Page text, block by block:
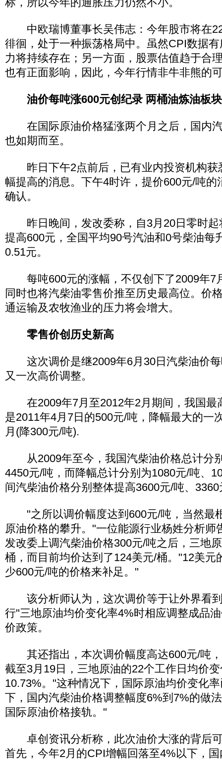
中欧瑞博董事长吴伟志：今年股市将在
徘徊，处于一种振荡格局中。虽然CPI数据
力将持续存在；另一方面，股票估值趋于合
也有正面影响，因此，今年行情非牛非熊的
油价每吨涨600元创纪录 两桶油炼油板
在国际原油价格猛涨两个月之后，国内
也如期而至。
昨日下午2点前后，已有业内投资机构获
幅提高的消息。下午4时许，提价600元/吨的
确认。
昨日晚间，发改委称，自3月20日零时起
提高600元，全国平均90号汽油和0号柴油每
0.51元。
每吨600元的涨幅，不仅创下了2009年7
同时也将汽柴油零售价推至历史最高位。价
通运输及农牧渔业的压力将会增大。
零售价创历史新高
这次调价是继2009年6月30日汽柴油价每
又一次高价调整。
在2009年7月至2012年2月期间，我国最
是2011年4月7日的500元/吨，降幅最大的一
月(降300元/吨).
从2009年至今，我国汽柴油价格总计分
4450元/吨，而降幅总计分别为1080元/吨、
间汽柴油价格分别整体提高3600元/吨、
"之所以调价幅度达到600元/吨，当然最
原油价格的攀升。"一位能源行业杨姓分析师
发改委上调汽柴油价格300元/吨之后，三地
桶，而目前均价达到了124美元/桶。"12美元
少600元/吨的价格来补足。"
该分析师认为，这次调价等于让外界看
行"三地原油均价变化率4%时相应调整成品
价政策。
其还指出，本次调价幅度高达600元/吨，
截至3月19日，三地原油的22个工作日均价
10.73%。"这种情况下，国际原油均价变化
下，国内汽柴油价格调整幅度6%到7%的做
国际原油价格接轨。"
卓创资讯分析称，此次油价大涨的背后
首先，今年2月的CPI增幅回落至4%以下，